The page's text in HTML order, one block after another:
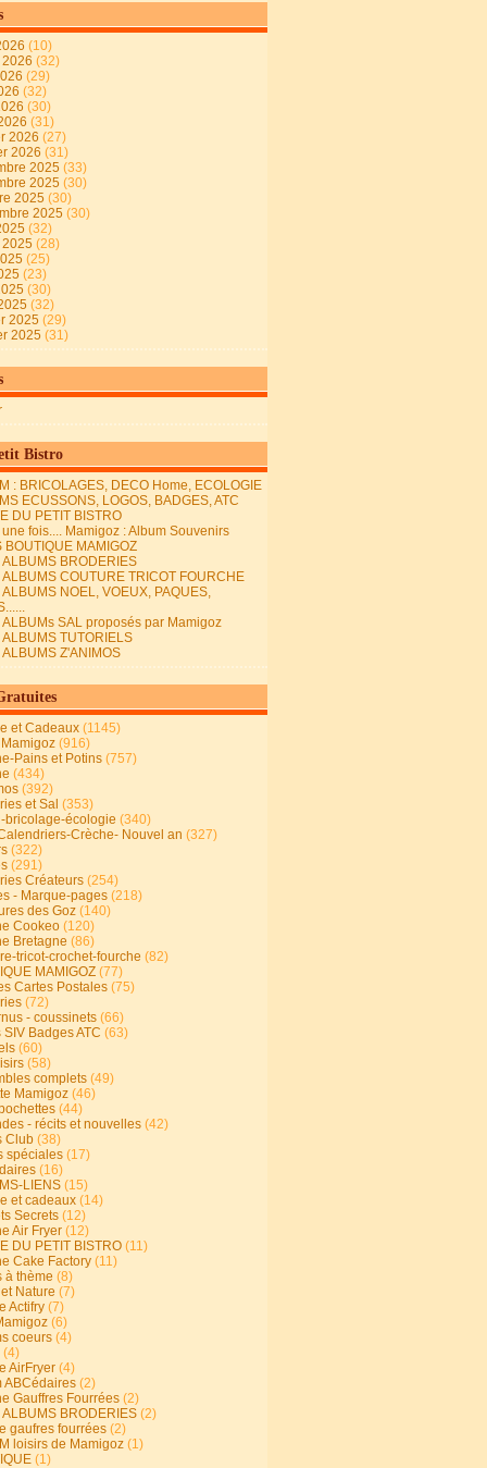
(10)
(32)
(29)
(32)
(30)
(31)
2026 (27)
2026 (31)
2025 (33)
2025 (30)
2025 (30)
2025 (30)
(32)
(28)
(25)
(23)
(30)
(32)
2025 (29)
2025 (31)
Bistro
: BRICOLAGES, DECO Home, ECOLOGIE
ECUSSONS, LOGOS, BADGES, ATC
DU PETIT BISTRO
fois.... Mamigoz : Album Souvenirs
BOUTIQUE MAMIGOZ
ALBUMS BRODERIES
ALBUMS COUTURE TRICOT FOURCHE
ALBUMS NOEL, VOEUX, PAQUES,
ALBUMs SAL proposés par Mamigoz
ALBUMS TUTORIELS
ALBUMS Z'ANIMOS
et Cadeaux (1145)
(916)
Pains et Potins (757)
(434)
(392)
et Sal (353)
bricolage-écologie (340)
Crèche- Nouvel an (327)
(322)
(291)
Créateurs (254)
- Marque-pages (218)
des Goz (140)
Cookeo (120)
Bretagne (86)
tricot-crochet-fourche (82)
MAMIGOZ (77)
Cartes Postales (75)
(72)
- coussinets (66)
Badges ATC (63)
(60)
(58)
complets (49)
Mamigoz (46)
(44)
- récits et nouvelles (42)
Club (38)
spéciales (17)
(16)
LIENS (15)
et cadeaux (14)
Secrets (12)
Air Fryer (12)
DU PETIT BISTRO (11)
Cake Factory (11)
à thème (8)
Nature (7)
Actifry (7)
(6)
coeurs (4)
(4)
AirFryer (4)
ABCédaires (2)
Gauffres Fourrées (2)
ALBUMS BRODERIES (2)
gaufres fourrées (2)
loisirs de Mamigoz (1)
(1)